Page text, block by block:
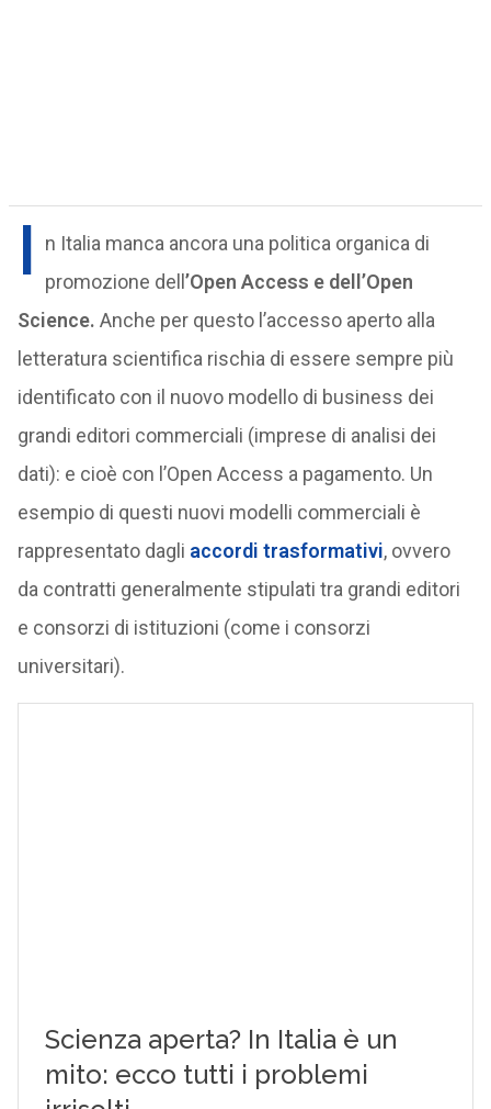
I
n Italia manca ancora una politica organica di
promozione dell ’Open Access e dell’Open
Science. Anche per questo l’accesso aperto alla
letteratura scientifica rischia di essere sempre più
identificato con il nuovo modello di business dei
grandi editori commerciali (imprese di analisi dei
dati): e cioè con l’Open Access a pagamento. Un
esempio di questi nuovi modelli commerciali è
rappresentato dagli accordi trasformativi, ovvero
da contratti generalmente stipulati tra grandi editori
e consorzi di istituzioni (come i consorzi
universitari).